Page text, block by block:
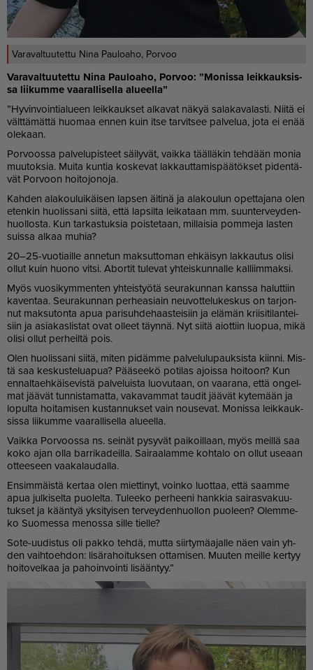
Varavaltuutettu Nina Pauloaho, Porvoo
Va­ra­val­tuu­tet­tu Nina Pau­lo­a­ho, Por­voo: ”Mo­nis­sa leik­kauk­sis­
sa lii­kum­me vaa­ral­li­sel­la alu­eel­la”
”Hy­vin­voin­ti­a­lu­een leik­kauk­set al­ka­vat nä­kyä sa­la­ka­va­las­ti. Nii­tä ei
vält­tä­mät­tä huo­maa en­nen kuin it­se tar­vit­see pal­ve­lua, jota ei enää
ole­kaan.
Por­voos­sa pal­ve­lu­pis­teet säi­ly­vät, vaik­ka tääl­lä­kin teh­dään mo­nia
muu­tok­sia. Mui­ta kun­tia kos­ke­vat lak­kaut­ta­mis­pää­tök­set pi­den­tä­
vät Por­voon hoi­to­jo­no­ja.
Kah­den ala­kou­lui­käi­sen lap­sen äi­ti­nä ja ala­kou­lun opet­ta­ja­na olen
eten­kin huo­lis­sa­ni sii­tä, et­tä lap­sil­ta lei­ka­taan mm. suun­ter­vey­den­
huol­los­ta. Kun tar­kas­tuk­sia pois­te­taan, mil­lai­sia pom­me­ja las­ten
suis­sa al­kaa mu­hia?
20–25-vuo­ti­ail­le an­ne­tun mak­sut­to­man eh­käi­syn lak­kau­tus oli­si
ol­lut kuin huo­no vit­si. Abor­tit tu­le­vat yh­teis­kun­nal­le kal­liim­mak­si.
Myös vuo­si­kym­men­ten yh­teis­työ­tä seu­ra­kun­nan kans­sa ha­lut­tiin
ka­ven­taa. Seu­ra­kun­nan per­he­a­si­ain neu­vot­te­lu­kes­kus on tar­jon­
nut mak­su­ton­ta apua pa­ri­suh­de­haas­tei­siin ja elä­män krii­si­ti­lan­tei­
siin ja asi­a­kas­lis­tat ovat ol­leet täyn­nä. Nyt sii­tä ai­ot­tiin luo­pua, mikä
oli­si ol­lut per­heil­tä pois.
Olen huo­lis­sa­ni sii­tä, mi­ten pi­däm­me pal­ve­lu­lu­pauk­sis­ta kiin­ni. Mis­
tä saa kes­kus­te­lu­a­pua? Pää­see­kö po­ti­las ajois­sa hoi­toon? Kun
en­nal­ta­eh­käi­se­vis­tä pal­ve­luis­ta luo­vu­taan, on vaa­ra­na, et­tä on­gel­
mat jää­vät tun­nis­ta­mat­ta, va­ka­vam­mat tau­dit jää­vät ky­te­mään ja
lo­pul­ta hoi­ta­mi­sen kus­tan­nuk­set vain nou­se­vat. Mo­nis­sa leik­kauk­
sis­sa lii­kum­me vaa­ral­li­sel­la alu­eel­la.
Vaik­ka Por­voos­sa ns. sei­nät py­sy­vät pai­koil­laan, myös meil­lä saa
koko ajan ol­la bar­ri­ka­deil­la. Sai­raa­lam­me koh­ta­lo on ol­lut use­aan
ot­tee­seen vaa­ka­lau­dal­la.
En­sim­mäis­tä ker­taa olen miet­ti­nyt, voin­ko luot­taa, et­tä saam­me
apua jul­ki­sel­ta puo­lel­ta. Tu­lee­ko per­hee­ni hank­kia sai­ras­va­kuu­
tuk­set ja kään­tyä yk­si­tyi­sen ter­vey­den­huol­lon puo­leen? Olem­me­
ko Suo­mes­sa me­nos­sa sil­le tiel­le?
Sote-uu­dis­tus oli pak­ko teh­dä, mut­ta siir­ty­mä­a­jal­le näen vain yh­
den vaih­to­eh­don: li­sä­ra­hoi­tuk­sen ot­ta­mi­sen. Muu­ten meil­le ker­tyy
hoi­to­vel­kaa ja pa­hoin­voin­ti li­sään­tyy.”